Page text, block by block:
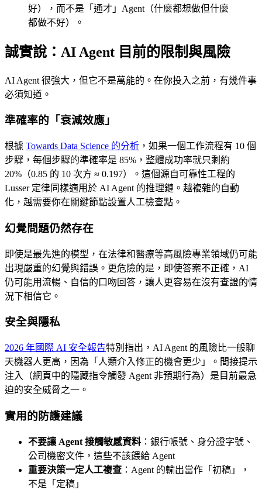
好），而不是「通才」Agent（什麼都想做但什麼
都做不好）。
誠實說：AI Agent 目前的限制與風險
AI Agent 很強大，但它不是萬能的。在你投入之前，有幾件事
必須知道。
準確率的「衰減效應」
根據 Towards Data Science 的分析 ，如果一個工作流程有 10 個
步驟，每個步驟的準確率是 85%，整體成功率就只剩約
20%（0.85 的 10 次方 ≈ 0.197）。這個源自可靠性工程的
Lusser 定律同樣適用於 AI Agent 的推理鏈。越複雜的自動
化，越需要你在關鍵節點設置人工檢查點。
幻覺問題仍然存在
即使是最先進的模型，在法律和醫療等高風險專業領域仍可能
出現嚴重的幻覺與錯誤。更危險的是，即使答案不正確，AI
仍可能用流暢、自信的口吻回答，讓人更容易在沒有查證的情
況下相信它。
安全與隱私
2026 年國際 AI 安全報告特別指出，AI Agent 的風險比一般聊
天機器人更高，因為「人類介入修正的機會更少」。間接提示
注入（網頁中的隱藏指令觸發 Agent 非預期行為）是目前最急
迫的安全威脅之一。
實用的防護建議
不要讓 Agent 接觸敏感資料 ：銀行帳號、身分證字號、
公司機密文件，這些不該餵給 Agent
重要決策一定人工複查 ：Agent 的輸出當作「初稿」，
不是「定稿」